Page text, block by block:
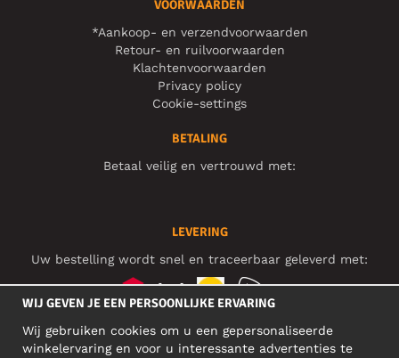
VOORWAARDEN
*Aankoop- en verzendvoorwaarden
Retour- en ruilvoorwaarden
Klachtenvoorwaarden
Privacy policy
Cookie-settings
BETALING
Betaal veilig en vertrouwd met:
LEVERING
Uw bestelling wordt snel en traceerbaar geleverd met:
SOCIAL MEDIA
WIJ GEVEN JE EEN PERSOONLIJKE ERVARING
Wij gebruiken cookies om u een gepersonaliseerde
winkelervaring en voor u interessante advertenties te